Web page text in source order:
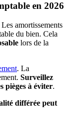
en 2026
amortissements
du bien. Cela
lors de la
. La
Surveillez
pièges à éviter.
différée peut